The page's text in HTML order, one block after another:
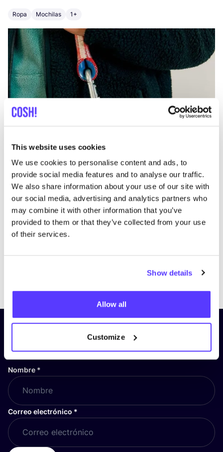
This website uses cookies
We use cookies to personalise content and ads, to
provide social media features and to analyse our traffic.
We also share information about your use of our site with
our social media, advertising and analytics partners who
may combine it with other information that you’ve
provided to them or that they’ve collected from your use
of their services.
Show details
Allow all
Customize
Ropa Mochilas 1+
PreviousNext
¡Suscríbete a nuestro boletín
y mantente informado!
Nombre *
Correo electrónico *